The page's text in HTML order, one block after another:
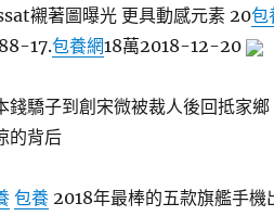
襯著圖曝光 更具動感元素 20包
17.包養網18萬2018-12-20
錢驕子到創宋微被裁人後回抵家
的背后
包養 2018年最棒的五款旗艦手